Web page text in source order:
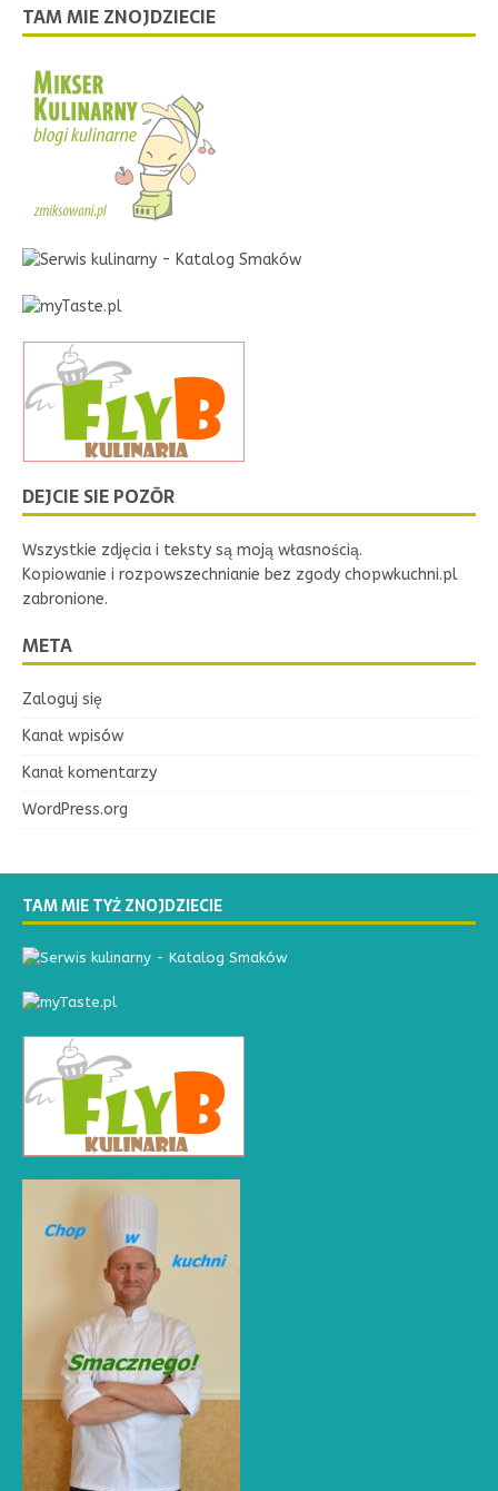
TAM MIE ZNOJDZIECIE
DEJCIE SIE POZŌR
Wszystkie zdjęcia i teksty są moją własnością.
Kopiowanie i rozpowszechnianie bez zgody chopwkuchni.pl
zabronione.
META
Zaloguj się
Kanał wpisów
Kanał komentarzy
WordPress.org
TAM MIE TYŻ ZNOJDZIECIE